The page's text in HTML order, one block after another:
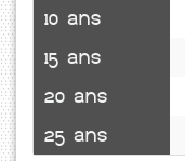
10 ans
15 ans
20 ans
25 ans